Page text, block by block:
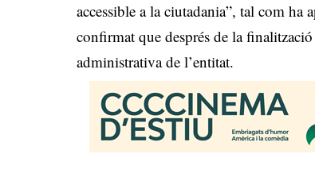
accessible a la ciutadania”, tal com
confirmat que després de la
administrativa de l’entitat.